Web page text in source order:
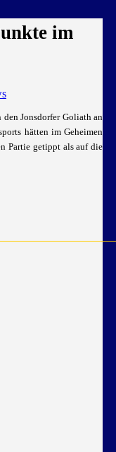
im
Jonsdorfer Goliath an
hätten im Geheimen
Partie getippt als auf die